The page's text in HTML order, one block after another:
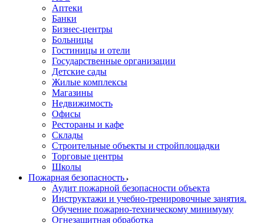
Аптеки
Банки
Бизнес-центры
Больницы
Гостиницы и отели
Государственные организации
Детские сады
Жилые комплексы
Магазины
Недвижимость
Офисы
Рестораны и кафе
Склады
Строительные объекты и стройплощадки
Торговые центры
Школы
Пожарная безопасность
Аудит пожарной безопасности объекта
Инструктажи и учебно-тренировочные занятия.
Обучение пожарно-техническому минимуму
Огнезащитная обработка